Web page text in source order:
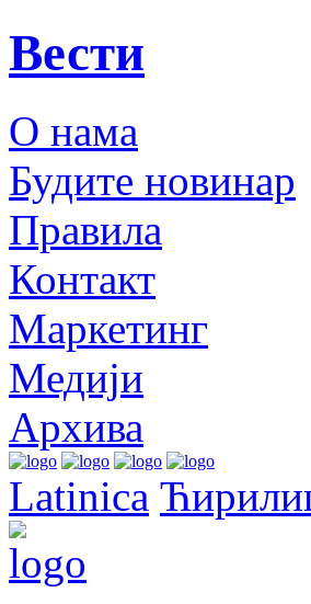
Вести
О нама
Будите новинар
Правила
Контакт
Маркетинг
Медији
Архива
Latinica